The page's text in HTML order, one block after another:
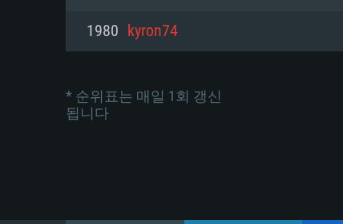
1980 kyron74
* 순위표는 매일 1회 갱신
됩니다